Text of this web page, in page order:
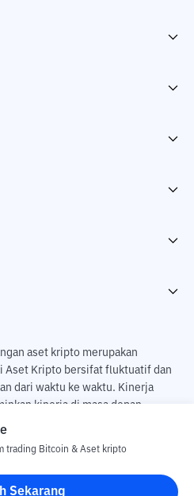
aset kripto merupakan
Aset Kripto bersifat fluktuatif dan
dari waktu ke waktu. Kinerja
kinerja di masa depan.
dampak dari membeli dan
Indonesia (Bittime) tidak
fluktuasi dari nilai tukar Aset
trading Bitcoin & Aset kripto
Sekarang